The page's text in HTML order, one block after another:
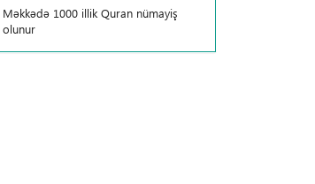
Məkkədə 1000 illik Quran nümayiş
olunur